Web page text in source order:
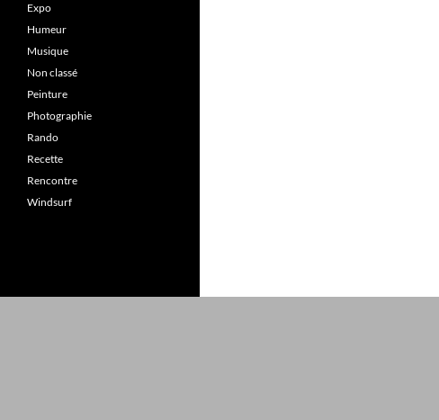
Expo
Humeur
Musique
Non classé
Peinture
Photographie
Rando
Recette
Rencontre
Windsurf